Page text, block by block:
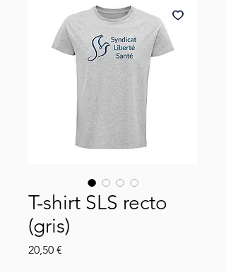
T-shirt SLS recto
(gris)
20,50 €